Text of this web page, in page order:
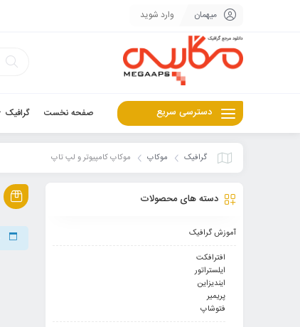
میهمان وارد شوید
دسترسی سریع صفحه نخست گرافیک
گرافیک موکاپ موکاپ کامپیوتر و لپ تاپ
دسته های محصولات
آموزش گرافیک
افترافکت
ایلستراتور
ایندیزاین
پریمیر
فتوشاپ